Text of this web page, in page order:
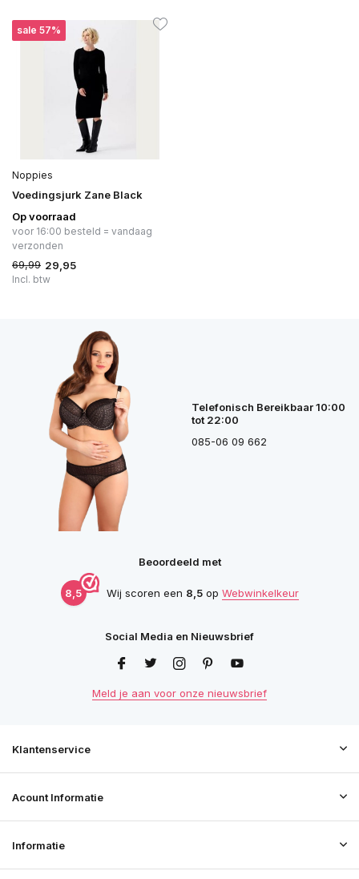
sale 57%
Noppies
Voedingsjurk Zane Black
Op voorraad
voor 16:00 besteld = vandaag
verzonden
69,99 29,95
Incl. btw
Telefonisch Bereikbaar 10:00
tot 22:00
085-06 09 662
Beoordeeld met
8,5 Wij scoren een 8,5op Webwinkelkeur
Social Media en Nieuwsbrief
Meld je aan voor onze nieuwsbrief
Klantenservice
Acount Informatie
Informatie